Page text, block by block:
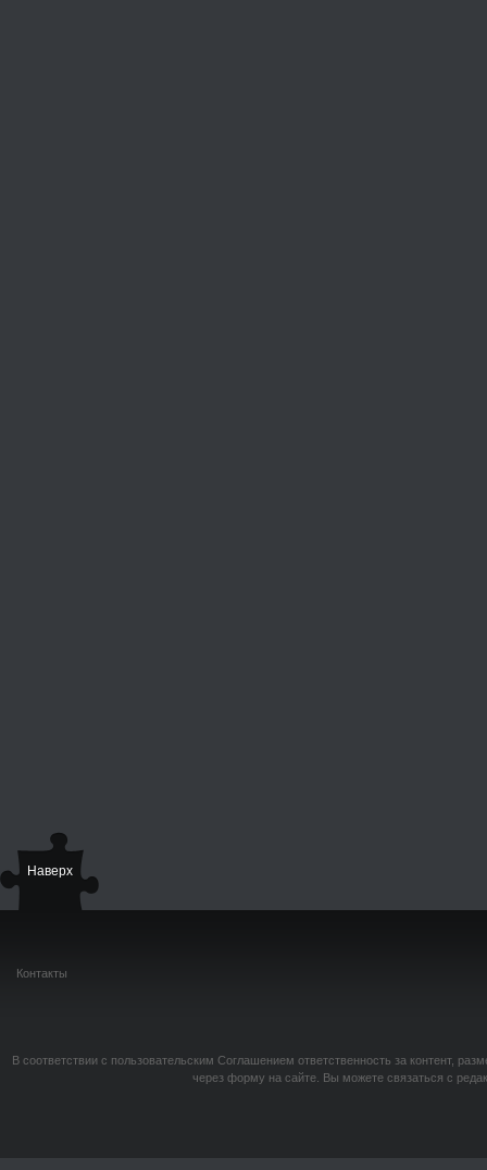
Наверх
Контакты
В соответствии с пользовательским Соглашением ответственность за контент,
через форму на сайте. Вы можете связаться с